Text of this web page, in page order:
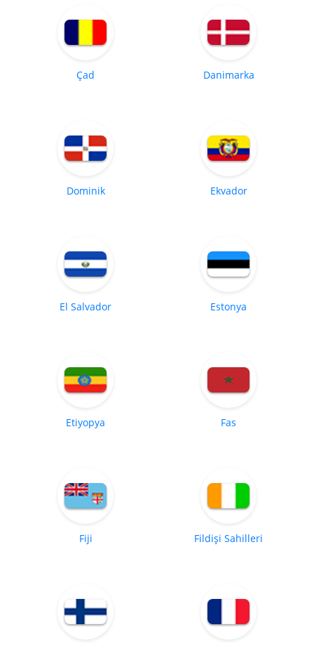
Çad Danimarka
Dominik Ekvador
El Salvador Estonya
Etiyopya Fas
Fiji Fildişi Sahilleri